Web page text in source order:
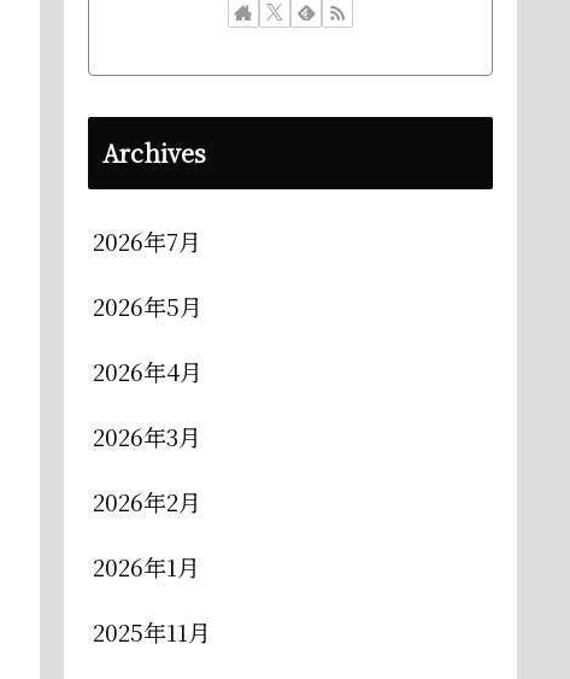
Archives
2026年7月
2026年5月
2026年4月
2026年3月
2026年2月
2026年1月
2025年11月